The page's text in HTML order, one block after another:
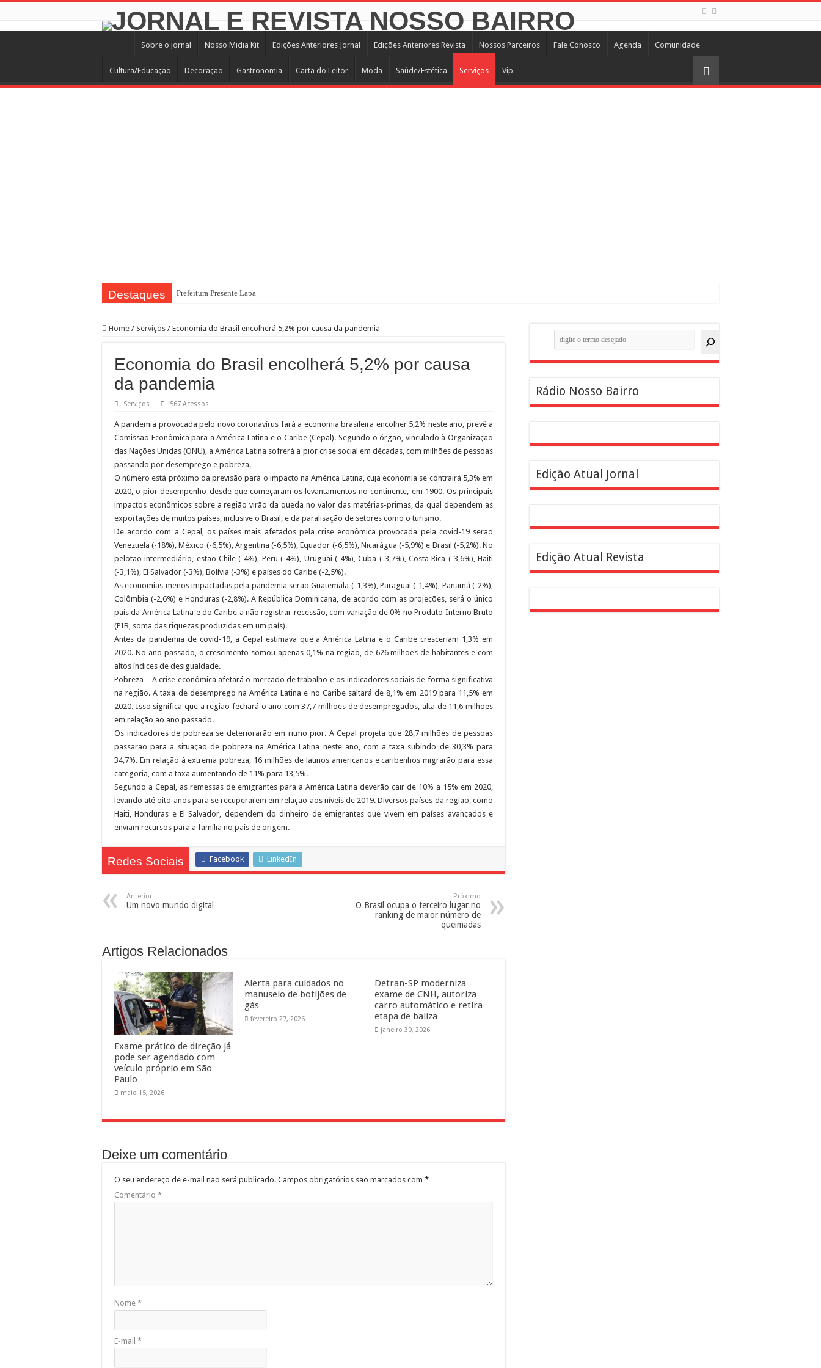
Sobre o jornal Nosso Midia Kit Edições Anteriores Jornal Edições Anteriores Revista Nossos Parceiros Fale Conosco Agenda Comunidade
Cultura/Educação Decoração Gastronomia Carta do Leitor Moda Saúde/Estética Serviços Vip
Destaques Prefeitura Presente Lapa
Home / Serviços / Economia do Brasil encolherá 5,2% por causa da pandemia
Economia do Brasil encolherá 5,2% por causa
da pandemia
Serviços 567 Acessos
A pandemia provocada pelo novo coronavírus fará a economia brasileira encolher 5,2% neste ano, prevê a
Comissão Econômica para a América Latina e o Caribe (Cepal). Segundo o órgão, vinculado à Organização
das Nações Unidas (ONU), a América Latina sofrerá a pior crise social em décadas, com milhões de pessoas
passando por desemprego e pobreza.
O número está próximo da previsão para o impacto na América Latina, cuja economia se contrairá 5,3% em
2020, o pior desempenho desde que começaram os levantamentos no continente, em 1900. Os principais
impactos econômicos sobre a região virão da queda no valor das matérias-primas, da qual dependem as
exportações de muitos países, inclusive o Brasil, e da paralisação de setores como o turismo.
De acordo com a Cepal, os países mais afetados pela crise econômica provocada pela covid-19 serão
Venezuela (-18%), México (-6,5%), Argentina (-6,5%), Equador (-6,5%), Nicarágua (-5,9%) e Brasil (-5,2%). No
pelotão intermediário, estão Chile (-4%), Peru (-4%), Uruguai (-4%), Cuba (-3,7%), Costa Rica (-3,6%), Haiti
(-3,1%), El Salvador (-3%), Bolívia (-3%) e países do Caribe (-2,5%).
As economias menos impactadas pela pandemia serão Guatemala (-1,3%), Paraguai (-1,4%), Panamá (-2%),
Colômbia (-2,6%) e Honduras (-2,8%). A República Dominicana, de acordo com as projeções, será o único
país da América Latina e do Caribe a não registrar recessão, com variação de 0% no Produto Interno Bruto
(PIB, soma das riquezas produzidas em um país).
Antes da pandemia de covid-19, a Cepal estimava que a América Latina e o Caribe cresceriam 1,3% em
2020. No ano passado, o crescimento somou apenas 0,1% na região, de 626 milhões de habitantes e com
altos índices de desigualdade.
Pobreza – A crise econômica afetará o mercado de trabalho e os indicadores sociais de forma significativa
na região. A taxa de desemprego na América Latina e no Caribe saltará de 8,1% em 2019 para 11,5% em
2020. Isso significa que a região fechará o ano com 37,7 milhões de desempregados, alta de 11,6 milhões
em relação ao ano passado.
Os indicadores de pobreza se deteriorarão em ritmo pior. A Cepal projeta que 28,7 milhões de pessoas
passarão para a situação de pobreza na América Latina neste ano, com a taxa subindo de 30,3% para
34,7%. Em relação à extrema pobreza, 16 milhões de latinos americanos e caribenhos migrarão para essa
categoria, com a taxa aumentando de 11% para 13,5%.
Segundo a Cepal, as remessas de emigrantes para a América Latina deverão cair de 10% a 15% em 2020,
levando até oito anos para se recuperarem em relação aos níveis de 2019. Diversos países da região, como
Haiti, Honduras e El Salvador, dependem do dinheiro de emigrantes que vivem em países avançados e
enviam recursos para a família no país de origem.
Redes Sociais Facebook LinkedIn
Anterior
Um novo mundo digital
Próximo
O Brasil ocupa o terceiro lugar no
ranking de maior número de
queimadas
Artigos Relacionados
Exame prático de direção já
pode ser agendado com
veículo próprio em São
Paulo
maio 15, 2026
Alerta para cuidados no
manuseio de botijões de
gás
fevereiro 27, 2026
Detran-SP moderniza
exame de CNH, autoriza
carro automático e retira
etapa de baliza
janeiro 30, 2026
Deixe um comentário
O seu endereço de e-mail não será publicado. Campos obrigatórios são marcados com *
Comentário *
Nome *
E-mail *
Pesquisar
Rádio Nosso Bairro
Edição Atual Jornal
Edição Atual Revista